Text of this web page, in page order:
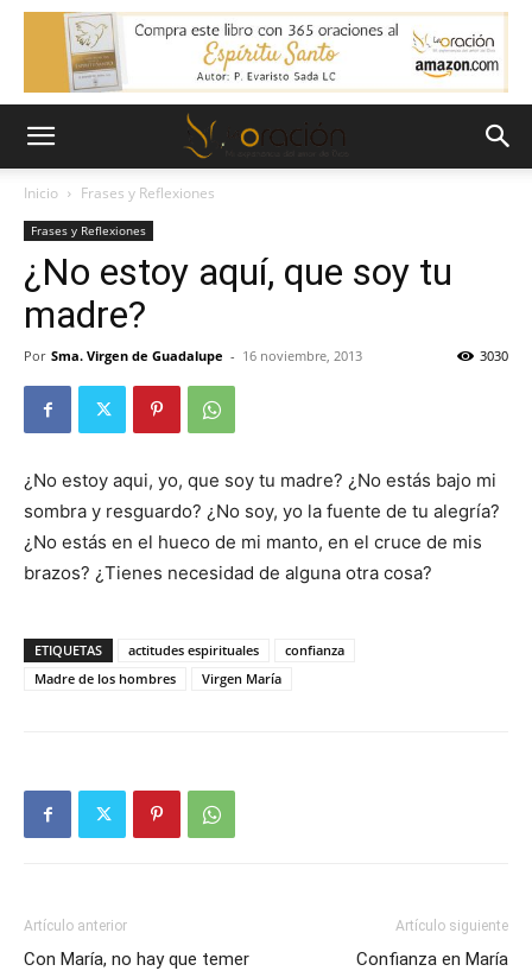
Inicio Frases y Reflexiones
Frases y Reflexiones
¿No estoy aquí, que soy tu
madre?
Por Sma. Virgen de Guadalupe - 16 noviembre, 2013 3030
¿No estoy aqui, yo, que soy tu madre? ¿No estás bajo mi
sombra y resguardo? ¿No soy, yo la fuente de tu alegría?
¿No estás en el hueco de mi manto, en el cruce de mis
brazos? ¿Tienes necesidad de alguna otra cosa?
ETIQUETAS actitudes espirituales
confianza
Madre de los hombres
Virgen María
Artículo anterior
Con María, no hay que temer
Artículo siguiente
Confianza en María